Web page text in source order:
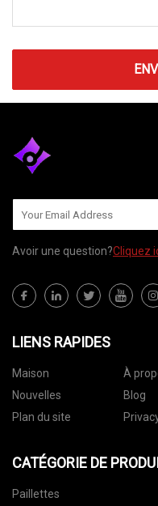
Avoir une question?Cliquez
LIENS RAPIDES
Maison À
Nouvelles
Blog
Plan du site
CATÉGORIE DE
Paillettes